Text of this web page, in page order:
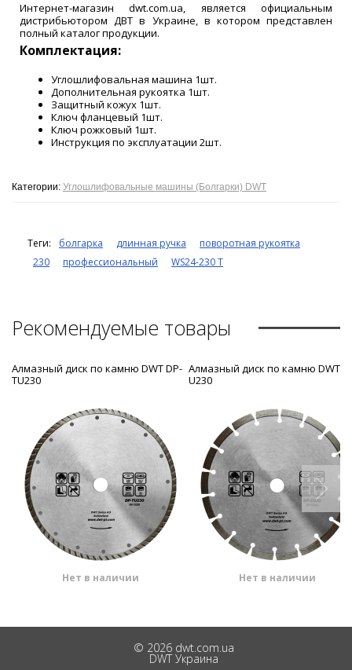
Интернет-магазин dwt.com.ua, является официальным
дистрибьютором ДВТ в Украине, в котором представлен
полный каталог продукции.
Комплектация:
Углошлифовальная машина 1шт.
Дополнительная рукоятка 1шт.
Защитный кожух 1шт.
Ключ фланцевый 1шт.
Ключ рожковый 1шт.
Инструкция по эксплуатации 2шт.
Категории: Углошлифовальные машины (Болгарки) DWT
Теги: болгарка длинная ручка
поворотная рукоятка
230
профессиональный WS24-230 T
Рекомендуемые товары
Алмазный диск по камню DWT DP-
TU230
Нет в наличии
Алмазный диск по камню DWT
U230
Нет в наличии
© 2026 dwt.com.ua
DWT Украина